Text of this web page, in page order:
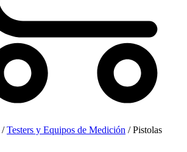
/Testers y Equipos de Medición / Pistolas